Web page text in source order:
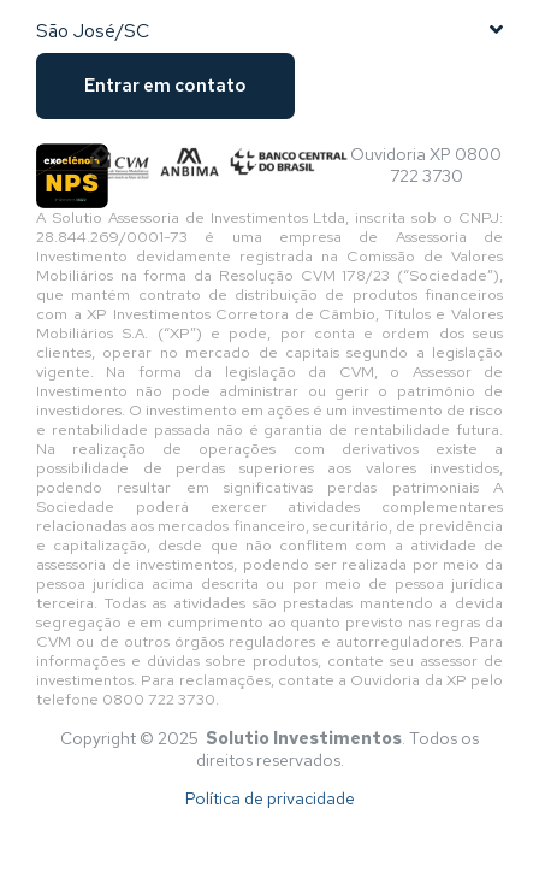
São José/SC
Entrar em contato
Ouvidoria XP 0800
722 3730
A Solutio Assessoria de Investimentos Ltda, inscrita sob o CNPJ:
28.844.269/0001-73 é uma empresa de Assessoria de
Investimento devidamente registrada na Comissão de Valores
Mobiliários na forma da Resolução CVM 178/23 (“Sociedade”),
que mantém contrato de distribuição de produtos financeiros
com a XP Investimentos Corretora de Câmbio, Títulos e Valores
Mobiliários S.A. (“XP”) e pode, por conta e ordem dos seus
clientes, operar no mercado de capitais segundo a legislação
vigente. Na forma da legislação da CVM, o Assessor de
Investimento não pode administrar ou gerir o patrimônio de
investidores. O investimento em ações é um investimento de risco
e rentabilidade passada não é garantia de rentabilidade futura.
Na realização de operações com derivativos existe a
possibilidade de perdas superiores aos valores investidos,
podendo resultar em significativas perdas patrimoniais A
Sociedade poderá exercer atividades complementares
relacionadas aos mercados financeiro, securitário, de previdência
e capitalização, desde que não conflitem com a atividade de
assessoria de investimentos, podendo ser realizada por meio da
pessoa jurídica acima descrita ou por meio de pessoa jurídica
terceira. Todas as atividades são prestadas mantendo a devida
segregação e em cumprimento ao quanto previsto nas regras da
CVM ou de outros órgãos reguladores e autorreguladores. Para
informações e dúvidas sobre produtos, contate seu assessor de
investimentos. Para reclamações, contate a Ouvidoria da XP pelo
telefone 0800 722 3730.
Copyright © 2025 Solutio Investimentos . Todos os
direitos reservados.
Política de privacidade